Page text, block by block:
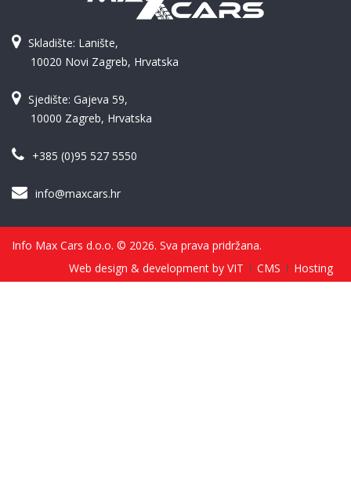
Skladište: Lanište,
10020 Novi Zagreb, Hrvatska
Sjedište: Gajeva 59,
10000 Zagreb, Hrvatska
+385 (0)95 527 5550
info@maxcars.hr
Info Max Cars d.o.o. © 2026. Sva prava pridržana.
Web design & development by VIT
CMS Hosting